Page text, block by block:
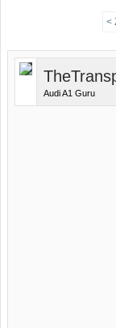
<
Audi A1 Guru